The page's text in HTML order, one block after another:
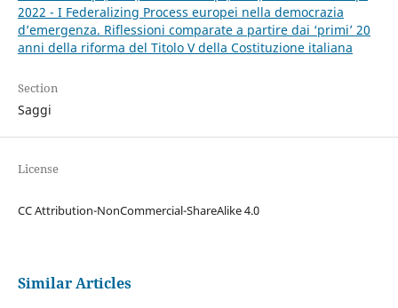
2022 - I Federalizing Process europei nella democrazia
d’emergenza. Riflessioni comparate a partire dai ‘primi’ 20
anni della riforma del Titolo V della Costituzione italiana
Section
Saggi
License
CC Attribution-NonCommercial-ShareAlike 4.0
Similar Articles